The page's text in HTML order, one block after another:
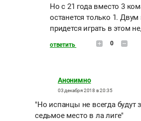
Но с 21 года вместо 3
останется только 1.
придется играть в этом
ответить 0
Анонимно
03 декабря 2018 в 20:35
"Но испанцы не всегда будут
седьмое место в ла лиге"